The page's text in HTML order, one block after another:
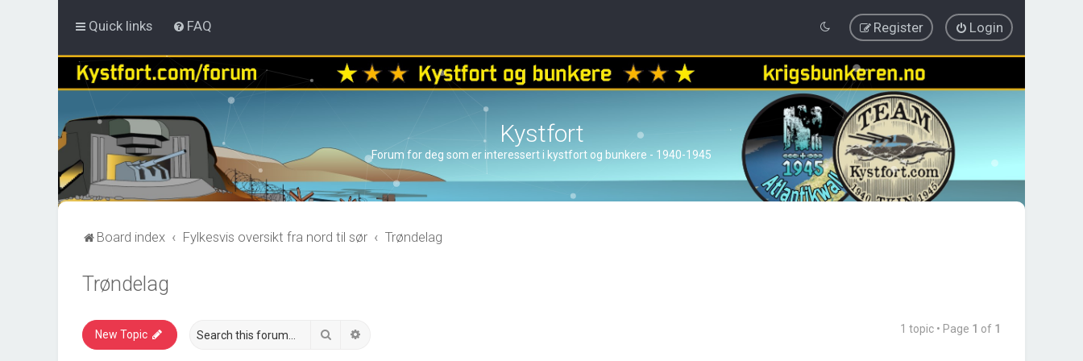
Quick links FAQ Login
Register
Kystfort
Forum for deg som er interessert i kystfort og bunkere - 1940-1945
Board index Fylkesvis oversikt fra nord til sør Trøndelag
Trøndelag
New Topic Search 1 topic • Page 1 of 1